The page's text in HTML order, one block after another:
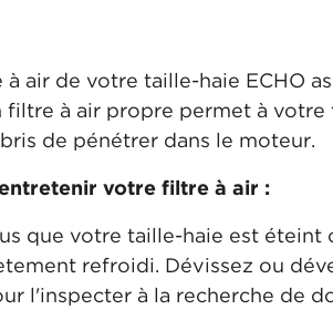
air de votre taille-haie ECHO
à air propre permet à
de pénétrer dans le moteur.
votre filtre à air :
que votre taille-haie est
refroidi. Dévissez ou
l'inspecter à la recherche de